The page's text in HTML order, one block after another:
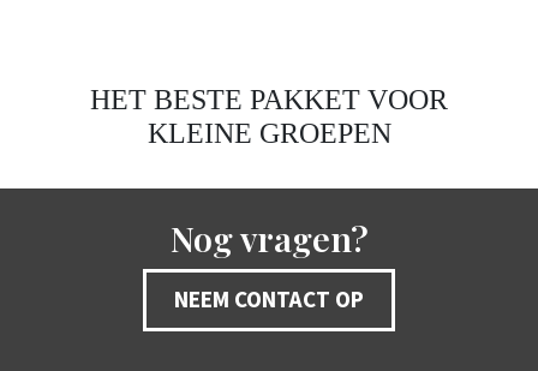
HET BESTE PAKKET VOOR
KLEINE GROEPEN
Nog vragen?
NEEM CONTACT OP